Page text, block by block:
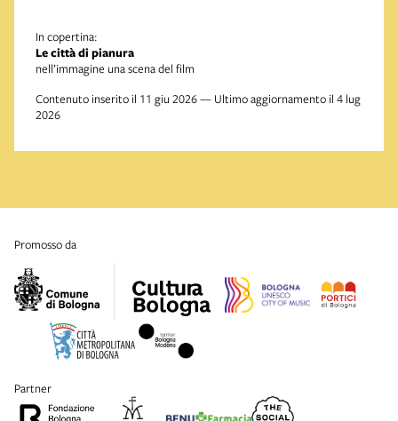
In copertina:
Le città di pianura
nell’immagine una scena del film
Contenuto inserito il 11 giu 2026 — Ultimo aggiornamento il 4 lug
2026
promosso da
partner